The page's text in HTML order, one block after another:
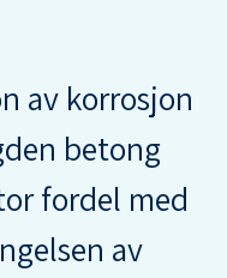
av korrosjon
betong
fordel med
av